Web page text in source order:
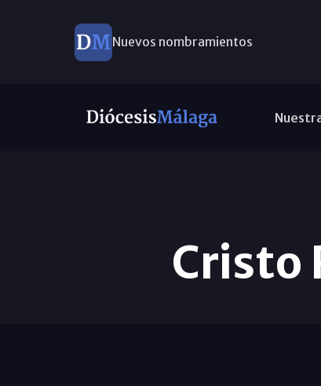
Nuevos nombramientos
Cristo